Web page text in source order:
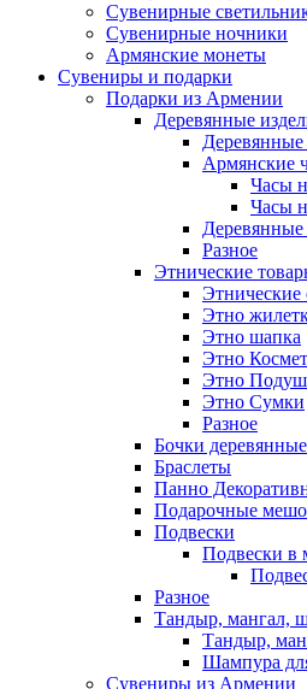
Сувенирные
Сувенирные ночники
Армянские монеты
Сувениры и подарки
Подарки из Армении
Деревянные
Деревянные
Армянские
Часы
Часы
Разное
Этнические
Этнические
Этно
Этно шапка
Этно
Этно
Этно Сумки
Разное
Бочки деревянные
Браслеты
Панно
Подарочные
Подвески
Подвески в
Разное
Тандыр, мангал,
Тандыр,
Шампура
Сувениры из Армении